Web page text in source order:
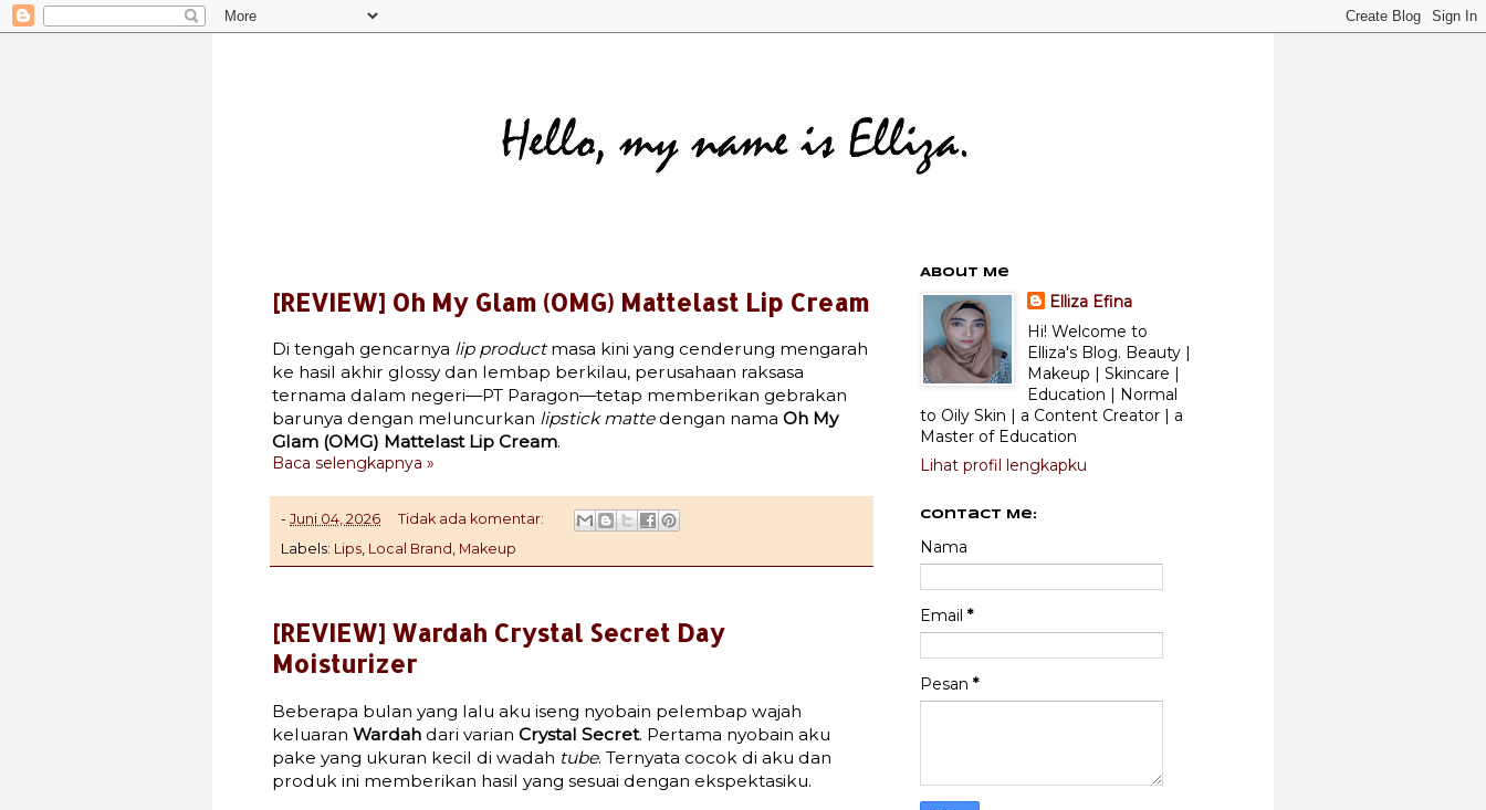
[REVIEW] Oh My Glam (OMG) Mattelast Lip Cream
Di tengah gencarnya lip productmasa kini yang cenderung mengarah
ke hasil akhir glossy dan lembap berkilau, perusahaan raksasa
ternama dalam negeri—PT Paragon—tetap memberikan gebrakan
barunya dengan meluncurkan lipstick mattedengan nama Oh My
Glam (OMG) Mattelast Lip Cream.
Baca selengkapnya »
- Juni 04, 2026
Tidak ada komentar:
Labels: Lips Local Brand Makeup
[REVIEW] Wardah Crystal Secret Day
Moisturizer
Beberapa bulan yang lalu aku iseng nyobain pelembap wajah
keluaran Wardah dari varian Crystal Secret. Pertama nyobain aku
pake yang ukuran kecil di wadah tube. Ternyata cocok di aku dan
produk ini memberikan hasil yang sesuai dengan ekspektasiku.
About Me
Elliza Efina
Hi! Welcome to
Elliza's Blog. Beauty |
Makeup | Skincare |
Education | Normal
to Oily Skin | a Content Creator | a
Master of Education
Lihat profil lengkapku
Contact Me:
Nama
Email *
Pesan *